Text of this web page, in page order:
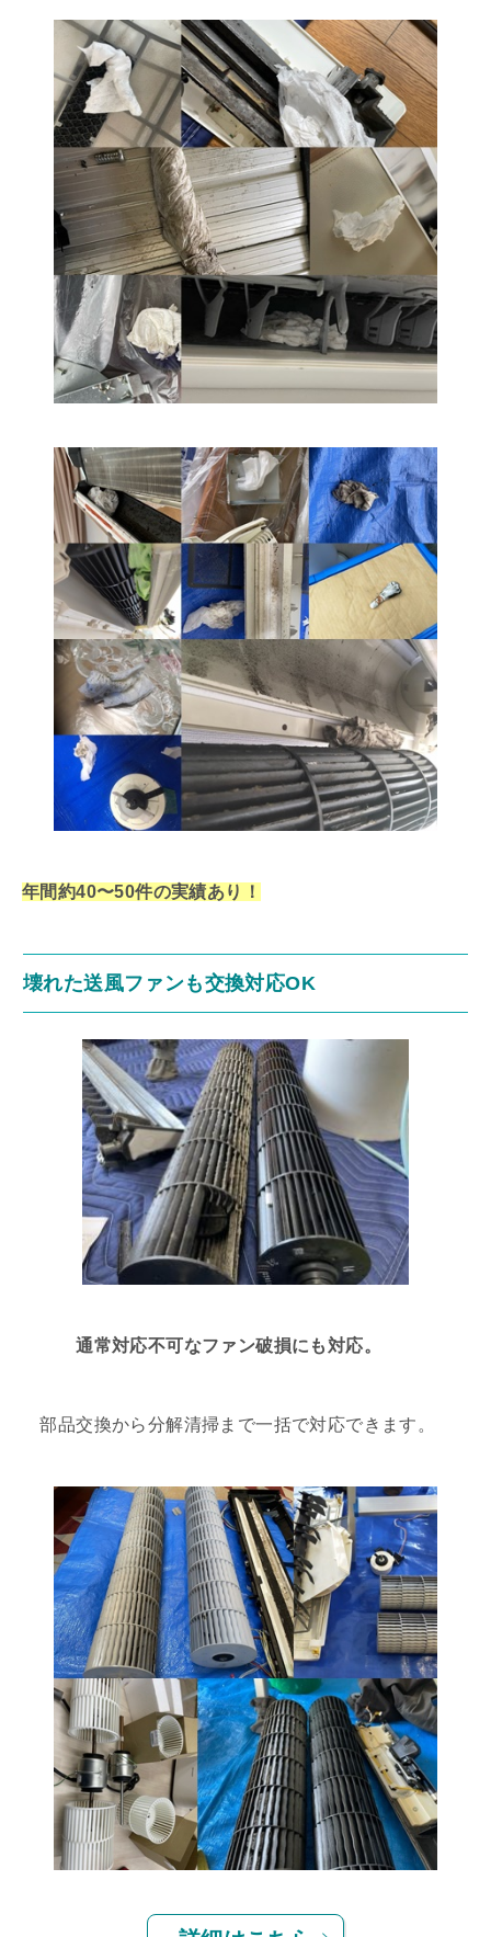
年間約40〜50件の実績あり！
壊れた送風ファンも交換対応OK
通常対応不可なファン破損にも対応。
部品交換から分解清掃まで一括で対応できます。